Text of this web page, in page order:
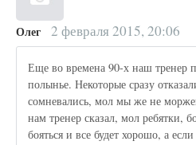
Олег 2 февраля 2015, 20:06
Еще во времена 90-х наш тренер
полынье. Некоторые сразу
сомневались, мол мы же не
нам тренер сказал, мол ребятки,
бояться и все будет хорошо, а